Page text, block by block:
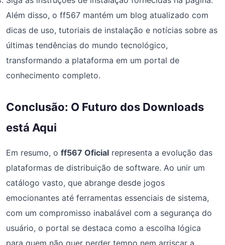
Além disso, o ff567 mantém um blog atualizado com
dicas de uso, tutoriais de instalação e notícias sobre as
últimas tendências do mundo tecnológico,
transformando a plataforma em um portal de
conhecimento completo.
Conclusão: O Futuro dos Downloads
está Aqui
Em resumo, o ff567 Oficial representa a evolução das
plataformas de distribuição de software. Ao unir um
catálogo vasto, que abrange desde jogos
emocionantes até ferramentas essenciais de sistema,
com um compromisso inabalável com a segurança do
usuário, o portal se destaca como a escolha lógica
para quem não quer perder tempo nem arriscar a